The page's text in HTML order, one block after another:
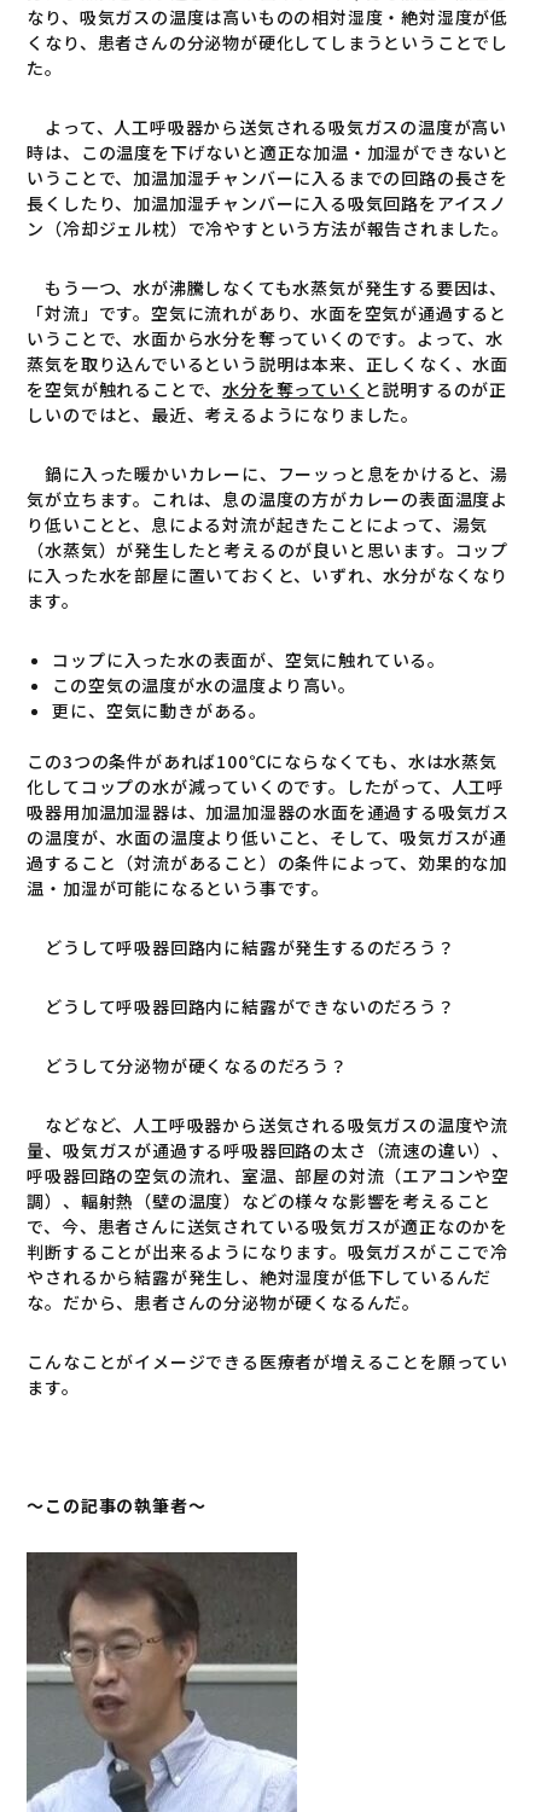
なり、吸気ガスの温度は高いものの相対湿度・絶対湿度が低
くなり、患者さんの分泌物が硬化してしまうということでし
た。
よって、人工呼吸器から送気される吸気ガスの温度が高い
時は、この温度を下げないと適正な加温・加湿ができないと
いうことで、加温加湿チャンバーに入るまでの回路の長さを
長くしたり、加温加湿チャンバーに入る吸気回路をアイスノ
ン（冷却ジェル枕）で冷やすという方法が報告されました。
もう一つ、水が沸騰しなくても水蒸気が発生する要因は、
「対流」です。空気に流れがあり、水面を空気が通過すると
いうことで、水面から水分を奪っていくのです。よって、水
蒸気を取り込んでいるという説明は本来、正しくなく、水面
を空気が触れることで、水分を奪っていく と説明するのが正
しいのではと、最近、考えるようになりました。
鍋に入った暖かいカレーに、フーッっと息をかけると、湯
気が立ちます。これは、息の温度の方がカレーの表面温度よ
り低いことと、息による対流が起きたことによって、湯気
（水蒸気）が発生したと考えるのが良いと思います。コップ
に入った水を部屋に置いておくと、いずれ、水分がなくなり
ます。
コップに入った水の表面が、空気に触れている。
この空気の温度が水の温度より高い。
更に、空気に動きがある。
この3つの条件があれば100℃にならなくても、水は水蒸気
化してコップの水が減っていくのです。したがって、人工呼
吸器用加温加湿器は、加温加湿器の水面を通過する吸気ガス
の温度が、水面の温度より低いこと、そして、吸気ガスが通
過すること（対流があること）の条件によって、効果的な加
温・加湿が可能になるという事です。
どうして呼吸器回路内に結露が発生するのだろう？
どうして呼吸器回路内に結露ができないのだろう？
どうして分泌物が硬くなるのだろう？
などなど、人工呼吸器から送気される吸気ガスの温度や流
量、吸気ガスが通過する呼吸器回路の太さ（流速の違い）、
呼吸器回路の空気の流れ、室温、部屋の対流（エアコンや空
調）、輻射熱（壁の温度）などの様々な影響を考えること
で、今、患者さんに送気されている吸気ガスが適正なのかを
判断することが出来るようになります。吸気ガスがここで冷
やされるから結露が発生し、絶対湿度が低下しているんだ
な。だから、患者さんの分泌物が硬くなるんだ。
こんなことがイメージできる医療者が増えることを願ってい
ます。
～この記事の執筆者～